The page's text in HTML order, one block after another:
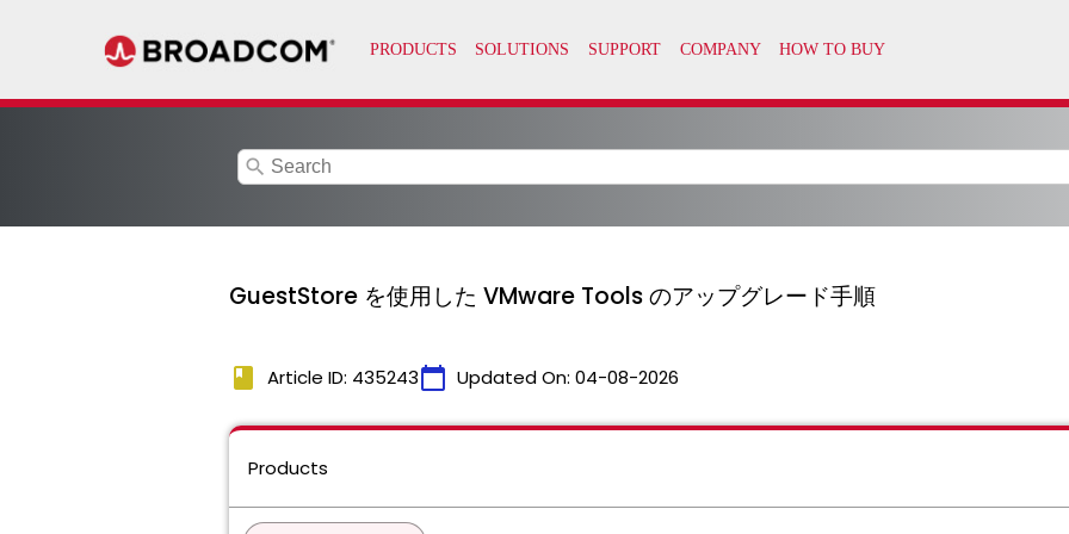
search
GuestStore を使用した VMware Tools のアップグレード手順
book Article ID: 435243calendar_today Updated On: 04-08-2026
Products